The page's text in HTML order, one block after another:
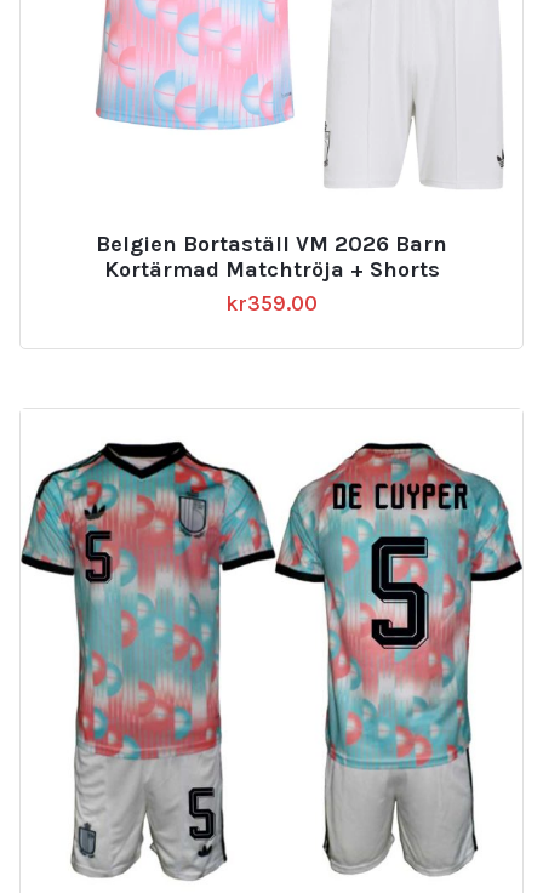
Belgien Bortaställ VM 2026 Barn
Kortärmad Matchtröja + Shorts
kr359.00